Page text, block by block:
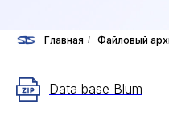
Главная / Файловый
Data base Blum